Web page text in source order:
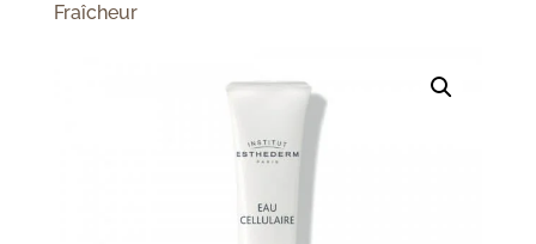
Fraîcheur